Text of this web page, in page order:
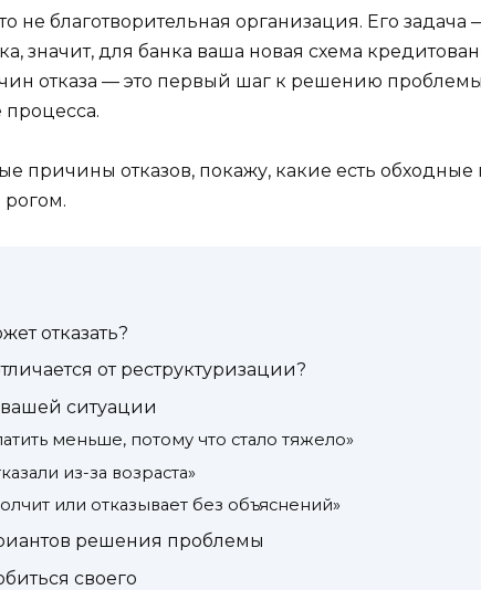
не благотворительная организация. Его
значит, для банка ваша новая схема
отказа — это первый шаг к решению
процесса.
причины отказов, покажу, какие есть
отказать?
от реструктуризации?
ситуации
меньше, потому что стало тяжело»
из-за возраста»
или отказывает без объяснений»
решения проблемы
своего